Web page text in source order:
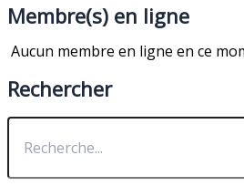
Membre(s) en ligne
Aucun membre en ligne en ce
Rechercher